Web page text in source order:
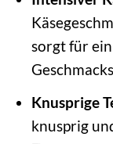
sorgt für
Knusprige
knusprig